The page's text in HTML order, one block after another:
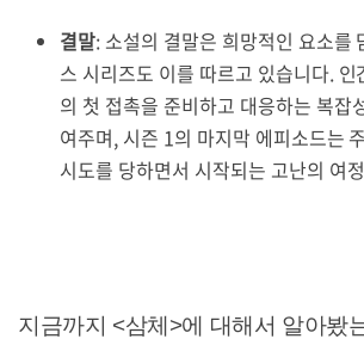
결말: 소설의 결말은 희망적인 요소를
스 시리즈도 이를 따르고 있습니다.
의 첫 접촉을 준비하고 대응하는 복잡
여주며, 시즌 1의 마지막 에피소드는
시도를 당하면서 시작되는 고난의 여
지금까지 <삼체>에 대해서 알아봤